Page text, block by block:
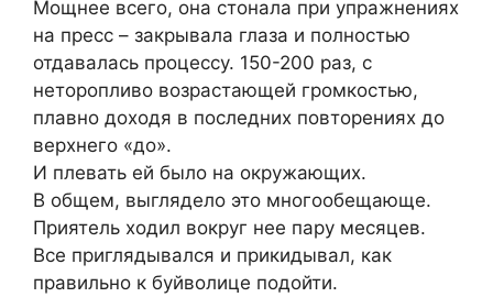
Мощнее всего, она стонала при упражнениях
на пресс – закрывала глаза и полностью
отдавалась процессу. 150-200 раз, с
неторопливо возрастающей громкостью,
плавно доходя в последних повторениях до
верхнего «до».
И плевать ей было на окружающих.
В общем, выглядело это многообещающе.
Приятель ходил вокруг нее пару месяцев.
Все приглядывался и прикидывал, как
правильно к буйволице подойти.